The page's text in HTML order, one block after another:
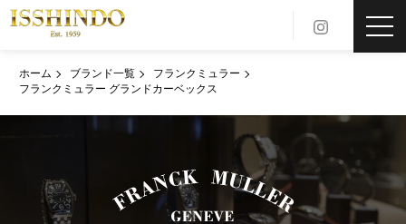
ホーム ブランド一覧
フランクミュラー
フランクミュラー グランドカーベックス